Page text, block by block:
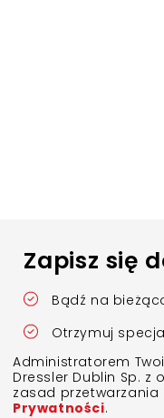
Zapisz się
Bądź na
Otrzymuj
Administratorem
Dressler Dublin Sp.
zasad
Prywatności.